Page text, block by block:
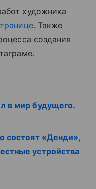
художника
. Также
создания
в мир будущего.
состоят «Денди»,
устройства